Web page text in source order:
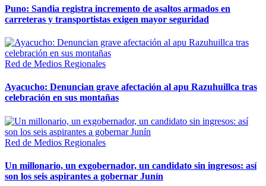
Puno: Sandia registra incremento de asaltos armados en
carreteras y transportistas exigen mayor seguridad
Red de Medios Regionales
Ayacucho: Denuncian grave afectación al apu Razuhuillca tras
celebración en sus montañas
Red de Medios Regionales
Un millonario, un exgobernador, un candidato sin ingresos: así
son los seis aspirantes a gobernar Junín